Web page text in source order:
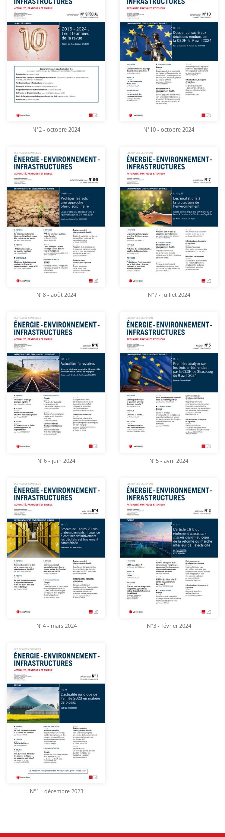
N°2 - octobre 2024 N°10 - octobre 2024
N°8 - août 2024 N°7 - juillet 2024
N°6 - juin 2024 N°5 - avril 2024
N°4 - mars 2024 N°3 - février 2024
N°1 - décembre 2023